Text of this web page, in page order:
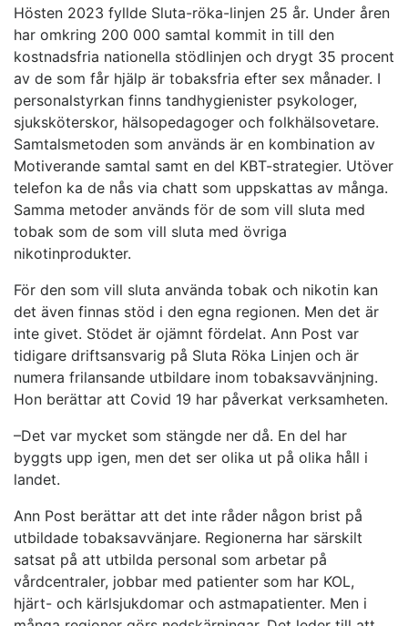
Hösten 2023 fyllde Sluta-röka-linjen 25 år. Under åren
har omkring 200 000 samtal kommit in till den
kostnadsfria nationella stödlinjen och drygt 35 procent
av de som får hjälp är tobaksfria efter sex månader. I
personalstyrkan finns tandhygienister psykologer,
sjuksköterskor, hälsopedagoger och folkhälsovetare.
Samtalsmetoden som används är en kombination av
Motiverande samtal samt en del KBT-strategier. Utöver
telefon ka de nås via chatt som uppskattas av många.
Samma metoder används för de som vill sluta med
tobak som de som vill sluta med övriga
nikotinprodukter.
För den som vill sluta använda tobak och nikotin kan
det även finnas stöd i den egna regionen. Men det är
inte givet. Stödet är ojämnt fördelat. Ann Post var
tidigare driftsansvarig på Sluta Röka Linjen och är
numera frilansande utbildare inom tobaksavvänjning.
Hon berättar att Covid 19 har påverkat verksamheten.
–Det var mycket som stängde ner då. En del har
byggts upp igen, men det ser olika ut på olika håll i
landet.
Ann Post berättar att det inte råder någon brist på
utbildade tobaksavvänjare. Regionerna har särskilt
satsat på att utbilda personal som arbetar på
vårdcentraler, jobbar med patienter som har KOL,
hjärt- och kärlsjukdomar och astmapatienter. Men i